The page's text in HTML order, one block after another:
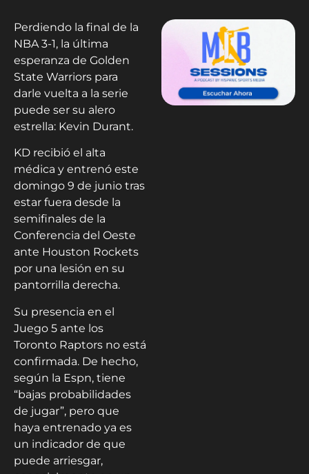
Perdiendo la final de la
NBA 3-1, la última
esperanza de Golden
State Warriors para
darle vuelta a la serie
puede ser su alero
estrella: Kevin Durant.
KD recibió el alta
médica y entrenó este
domingo 9 de junio tras
estar fuera desde la
semifinales de la
Conferencia del Oeste
ante Houston Rockets
por una lesión en su
pantorrilla derecha.
Su presencia en el
Juego 5 ante los
Toronto Raptors no está
confirmada. De hecho,
según la Espn, tiene
“bajas probabilidades
de jugar”, pero que
haya entrenado ya es
un indicador de que
puede arriesgar,